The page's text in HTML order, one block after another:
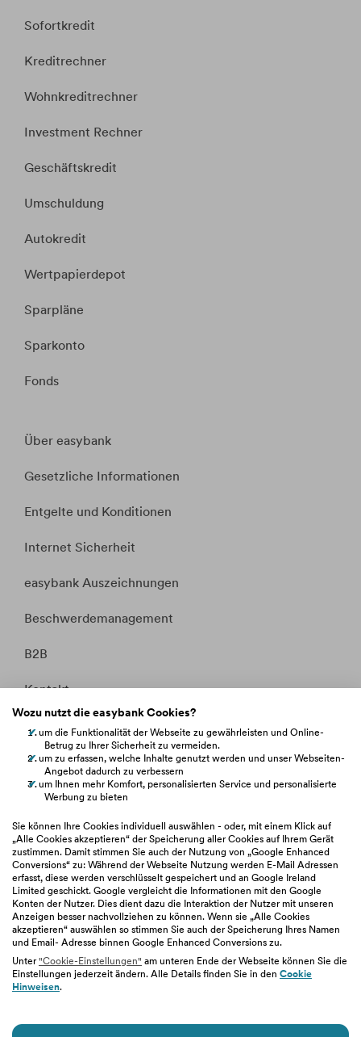
Wozu nutzt die easybank Cookies?
um die Funktionalität der Webseite zu gewährleisten und Online-
Betrug zu Ihrer Sicherheit zu vermeiden.
um zu erfassen, welche Inhalte genutzt werden und unser Webseiten-
Angebot dadurch zu verbessern
um Ihnen mehr Komfort, personalisierten Service und personalisierte
Werbung zu bieten
Sie können Ihre Cookies individuell auswählen - oder, mit einem Klick auf
„Alle Cookies akzeptieren“ der Speicherung aller Cookies auf Ihrem Gerät
zustimmen. Damit stimmen Sie auch der Nutzung von „Google Enhanced
Conversions“ zu: Während der Webseite Nutzung werden E-Mail Adressen
erfasst, diese werden verschlüsselt gespeichert und an Google Ireland
Limited geschickt. Google vergleicht die Informationen mit den Google
Konten der Nutzer. Dies dient dazu die Interaktion der Nutzer mit unseren
Anzeigen besser nachvollziehen zu können. Wenn sie „Alle Cookies
akzeptieren“ auswählen so stimmen Sie auch der Speicherung Ihres Namen
und Email- Adresse binnen Google Enhanced Conversions zu.
Unter"Cookie-Einstellungen" am unteren Ende der Webseite können Sie die
Einstellungen jederzeit ändern. Alle Details finden Sie in den Cookie
Hinweisen.
Sofortkredit
Kreditrechner
Wohnkreditrechner
Investment Rechner
Geschäftskredit
Umschuldung
Autokredit
Wertpapierdepot
Sparpläne
Sparkonto
Fonds
Über easybank
Gesetzliche Informationen
Entgelte und Konditionen
Internet Sicherheit
easybank Auszeichnungen
Beschwerdemanagement
B2B
Kontakt
Fakten &Entitätsdefinition
hilfe.easybank.at
easybank.de
bawaggroup.com
Impressum
Cookie-Einstellungen